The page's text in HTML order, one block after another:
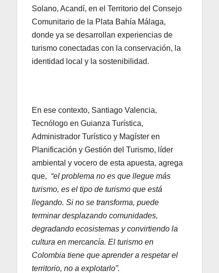
Solano, Acandí, en el Territorio del Consejo
Comunitario de la Plata Bahía Málaga,
donde ya se desarrollan experiencias de
turismo conectadas con la conservación, la
identidad local y la sostenibilidad.
En ese contexto, Santiago Valencia,
Tecnólogo en Guianza Turística,
Administrador Turístico y Magíster en
Planificación y Gestión del Turismo, líder
ambiental y vocero de esta apuesta, agrega
que, “el problema no es que llegue más
turismo, es el tipo de turismo que está
llegando. Si no se transforma, puede
terminar desplazando comunidades,
degradando ecosistemas y convirtiendo la
cultura en mercancía. El turismo en
Colombia tiene que aprender a respetar el
territorio, no a explotarlo”.